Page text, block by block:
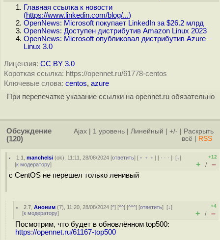
Главная ссылка к новости
(https://www.linkedin.com/blog/...)
OpenNews: Microsoft покупает LinkedIn за $26.2 млрд
OpenNews: Доступен дистрибутив Amazon Linux 2023
OpenNews: Microsoft опубликовал дистрибутив Azure
Linux 3.0
Лицензия: CC BY 3.0
Короткая ссылка: https://opennet.ru/61778-centos
Ключевые слова: centos, azure
При перепечатке указание ссылки на opennet.ru обязательно
Обсуждение
(120)
Ajax 1 уровень Линейный +/-
Раскрыть
всё
RSS
1.1 ,manchelsi (ok), 11:11, 28/08/2024 [ответить] [ ﹢﹢﹢] [ · · ·][↓]
[к модератору]
+12
+ / –
с CentOS не перешел только ленивый
2.7 ,Аноним (7), 11:20, 28/08/2024 [^] [^^] [^^^] [ответить][↓]
[к модератору]
+4
+ / –
Посмотрим, что будет в обновлённом top500:
https://opennet.ru/61167-top500